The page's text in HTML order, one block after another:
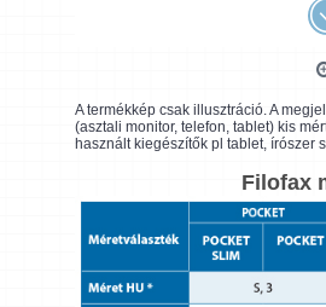
A termékkép csak illusztráció. A
(asztali monitor, telefon, tablet) kis
használt kiegészítők pl tablet, írószer
Filofax